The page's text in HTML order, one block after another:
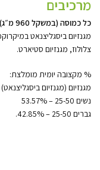
מרכיבים
כל כמוסה (במשקל 960 מ״ג) מכילה:
צלולוז, מגנזיום סטיארט.
% מקצובה יומית מומלצת:
מגנזיום (מגנזיום ביסגליצנאט) 150 מ”ג –
נשים 25-50 – 53.57%
גברים 25-50 – 42.85%.